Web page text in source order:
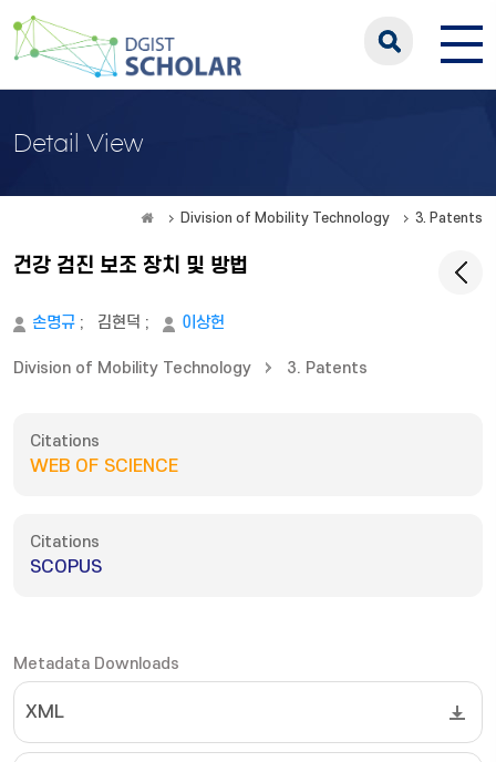
Detail View
Division of Mobility Technology 3. Patents
건강 검진 보조 장치 및 방법
손명규 ; 김현덕 ; 이상헌
Division of Mobility Technology 3. Patents
Citations
WEB OF SCIENCE
Citations
SCOPUS
Metadata Downloads
XML